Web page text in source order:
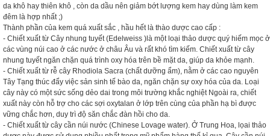
da khô hay thiên khô , còn da dầu nên giảm bớt lượng kem hay dùng làm kem
đêm là hợp nhất ;)
Thành phần của kem quá xuất sắc , hầu hết là thào dược cao cấp :
- Chiết xuất từ Cây nhung tuyết (Edelweiss )là một loại thảo dược quý hiếm mọc ở
các vùng núi cao ở các nước ở châu Âu và rất khó tìm kiếm. Chiết xuất từ cây
nhung tuyết ngăn chặn quá trình oxy hóa trên bề mặt da, giúp da khỏe mạnh.
- Chiết xuất từ rễ cây Rhodiola Sacra (chất dưỡng ẩm), nằm ở các cao nguyên
Tây Tạng thúc đẩy việc sản sinh tế bào da, ngăn chặn sự oxy hóa của da. Loại
cây này có một sức sống dẻo dai trong môi trường khắc nghiệt Ngoài ra, chiết
xuất này còn hỗ trợ cho các sợi oxytalan ở lớp trên cùng của phần hạ bì được
vững chắc hơn, duy trì độ săn chắc đàn hồi cho da.
- Chiết xuất từ cây cần núi nước (Chinese Lovage water). Ở Trung Hoa, lọai thảo